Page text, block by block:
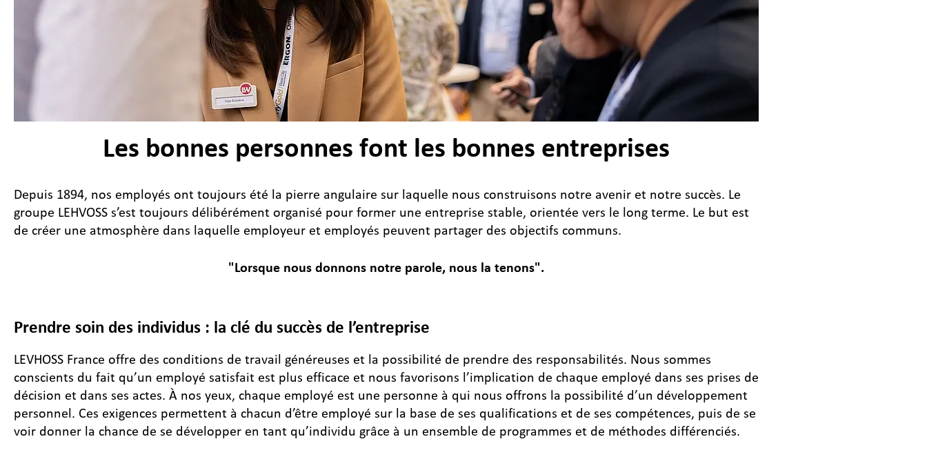
Les bonnes personnes font les bonnes entreprises
Depuis 1894, nos employés ont toujours été la pierre angulaire sur laquelle nous construisons notre avenir et notre succès. Le
groupe LEHVOSS s’est toujours délibérément organisé pour former une entreprise stable, orientée vers le long terme. Le but est
de créer une atmosphère dans laquelle employeur et employés peuvent partager des objectifs communs.
"Lorsque nous donnons notre parole, nous la tenons".
Prendre soin des individus : la clé du succès de l’entreprise
LEVHOSS France offre des conditions de travail généreuses et la possibilité de prendre des responsabilités. Nous sommes
conscients du fait qu’un employé satisfait est plus efficace et nous favorisons l’implication de chaque employé dans ses prises de
décision et dans ses actes. À nos yeux, chaque employé est une personne à qui nous offrons la possibilité d’un développement
personnel. Ces exigences permettent à chacun d’être employé sur la base de ses qualifications et de ses compétences, puis de se
voir donner la chance de se développer en tant qu’individu grâce à un ensemble de programmes et de méthodes différenciés.